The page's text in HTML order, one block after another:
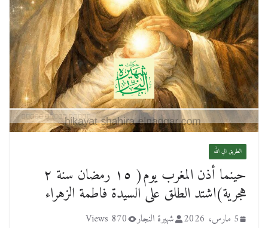
الطريق الي الله
‏حينما أذن المغرب يوم( ١٥ رمضان سنة ٢
هجرية)اشتد الطلق على السيدة فاطمة الزهراء
5 مارس، 2026 شهيرة النجار 870 Views